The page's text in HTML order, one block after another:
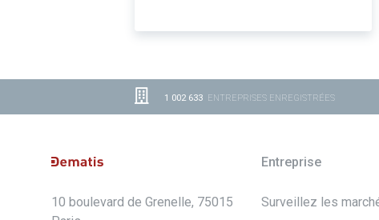
1 002 633 ENTREPRISES ENREGISTRÉES
10 boulevard de Grenelle, 75015
Entreprise
Surveillez les